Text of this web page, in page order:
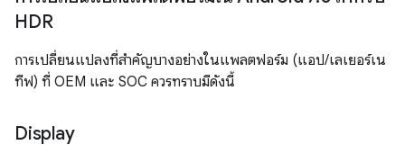
HDR
การเปลี่ยนแปลงที่สำคัญบางอย่างในแพลตฟอร์ม (แอป/เลเยอร์เน
ทีฟ) ที่ OEM และ SOC ควรทราบมีดังนี้
Display